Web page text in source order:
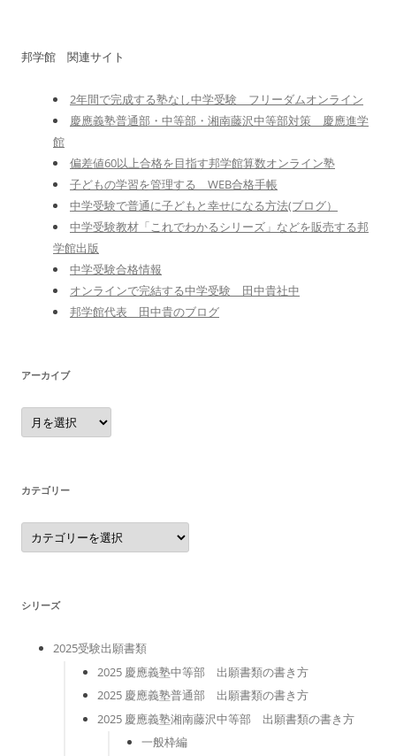
邦学館 関連サイト
2年間で完成する塾なし中学受験 フリーダムオンライン
慶應義塾普通部・中等部・湘南藤沢中等部対策 慶應進学
館
偏差値60以上合格を目指す邦学館算数オンライン塾
子どもの学習を管理する WEB合格手帳
中学受験で普通に子どもと幸せになる方法(ブログ）
中学受験教材「これでわかるシリーズ」などを販売する邦
学館出版
中学受験合格情報
オンラインで完結する中学受験 田中貴社中
邦学館代表 田中貴のブログ
アーカイブ
ア
ー
カ
カテゴリー
カ
テ
ゴ
シリーズ
2025受験出願書類
2025 慶應義塾中等部 出願書類の書き方
2025 慶應義塾普通部 出願書類の書き方
2025 慶應義塾湘南藤沢中等部 出願書類の書き方
一般枠編